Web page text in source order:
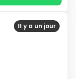
Il y a un jour